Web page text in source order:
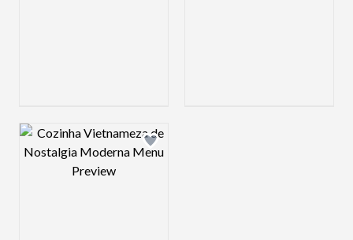
Design preview image